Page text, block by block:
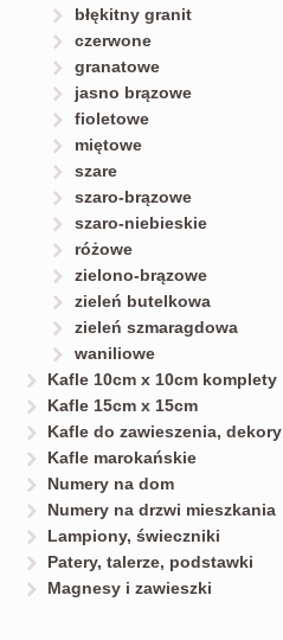
błękitny granit
czerwone
granatowe
jasno brązowe
fioletowe
miętowe
szare
szaro-brązowe
szaro-niebieskie
różowe
zielono-brązowe
zieleń butelkowa
zieleń szmaragdowa
waniliowe
Kafle 10cm x 10cm komplety
Kafle 15cm x 15cm
Kafle do zawieszenia, dekory
Kafle marokańskie
Numery na dom
Numery na drzwi mieszkania
Lampiony, świeczniki
Patery, talerze, podstawki
Magnesy i zawieszki